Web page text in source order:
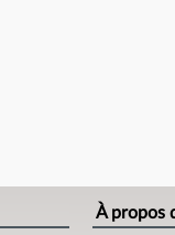
À propos